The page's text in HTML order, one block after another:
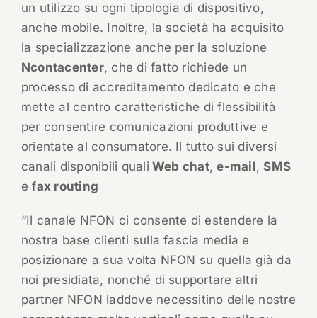
un utilizzo su ogni tipologia di dispositivo,
anche mobile. Inoltre, la società ha acquisito
la specializzazione anche per la soluzione
Ncontacenter, che di fatto richiede un
processo di accreditamento dedicato e che
mette al centro caratteristiche di flessibilità
per consentire comunicazioni produttive e
orientate al consumatore. Il tutto sui diversi
canali disponibili quali Web chat,e-mail,SMS
e fax routing
“Il canale NFON ci consente di estendere la
nostra base clienti sulla fascia media e
posizionare a sua volta NFON su quella già da
noi presidiata, nonché di supportare altri
partner NFON laddove necessitino delle nostre